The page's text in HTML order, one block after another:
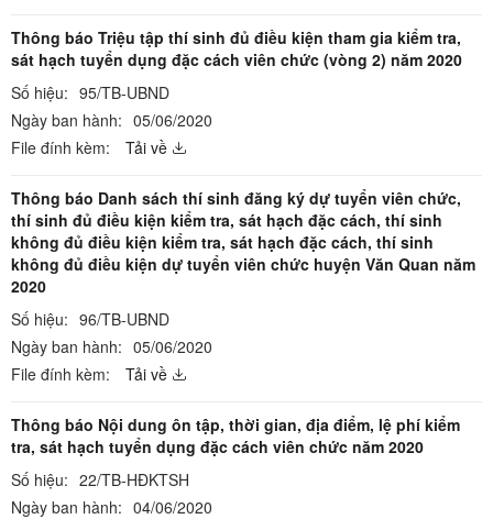
Thông báo Triệu tập thí sinh đủ điều kiện tham gia kiểm tra,
sát hạch tuyển dụng đặc cách viên chức (vòng 2) năm 2020
Số hiệu: 95/TB-UBND
Ngày ban hành: 05/06/2020
File đính kèm:
Tải về
Thông báo Danh sách thí sinh đăng ký dự tuyển viên chức,
thí sinh đủ điều kiện kiểm tra, sát hạch đặc cách, thí sinh
không đủ điều kiện kiểm tra, sát hạch đặc cách, thí sinh
không đủ điều kiện dự tuyển viên chức huyện Văn Quan năm
2020
Số hiệu: 96/TB-UBND
Ngày ban hành: 05/06/2020
File đính kèm:
Tải về
Thông báo Nội dung ôn tập, thời gian, địa điểm, lệ phí kiểm
tra, sát hạch tuyển dụng đặc cách viên chức năm 2020
Số hiệu: 22/TB-HĐKTSH
Ngày ban hành: 04/06/2020